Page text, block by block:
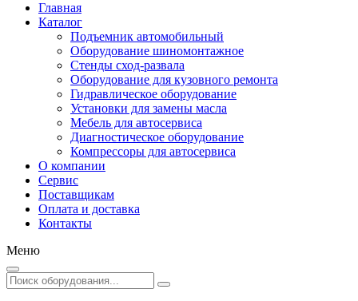
Главная
Каталог
Подъемник автомобильный
Оборудование шиномонтажное
Стенды сход-развала
Оборудование для кузовного ремонта
Гидравлическое оборудование
Установки для замены масла
Мебель для автосервиса
Диагностическое оборудование
Компрессоры для автосервиса
О компании
Сервис
Поставщикам
Оплата и доставка
Контакты
Меню